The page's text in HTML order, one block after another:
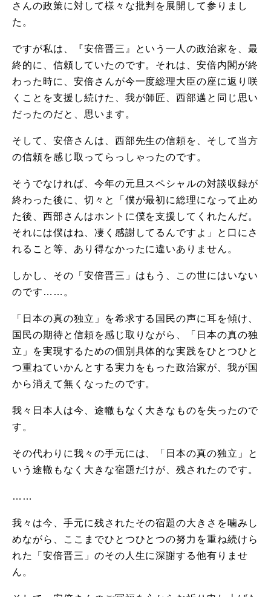
さんの政策に対して様々な批判を展開して参りまし
た。
ですが私は、『安倍晋三』という一人の政治家を、最
終的に、信頼していたのです。それは、安倍内閣が終
わった時に、安倍さんが今一度総理大臣の座に返り咲
くことを支援し続けた、我が師匠、西部邁と同じ思い
だったのだと、思います。
そして、安倍さんは、西部先生の信頼を、そして当方
の信頼を感じ取ってらっしゃったのです。
そうでなければ、今年の元旦スペシャルの対談収録が
終わった後に、切々と「僕が最初に総理になって止め
た後、西部さんはホントに僕を支援してくれたんだ。
それには僕はね、凄く感謝してるんですよ」と口にさ
れること等、あり得なかったに違いありません。
しかし、その「安倍晋三」はもう、この世にはいない
のです……。
「日本の真の独立」を希求する国民の声に耳を傾け、
国民の期待と信頼を感じ取りながら、「日本の真の独
立」を実現するための個別具体的な実践をひとつひと
つ重ねていかんとする実力をもった政治家が、我が国
から消えて無くなったのです。
我々日本人は今、途轍もなく大きなものを失ったので
す。
その代わりに我々の手元には、「日本の真の独立」と
いう途轍もなく大きな宿題だけが、残されたのです。
……
我々は今、手元に残されたその宿題の大きさを噛みし
めながら、ここまでひとつひとつの努力を重ね続けら
れた「安倍晋三」のその人生に深謝する他有りませ
ん。